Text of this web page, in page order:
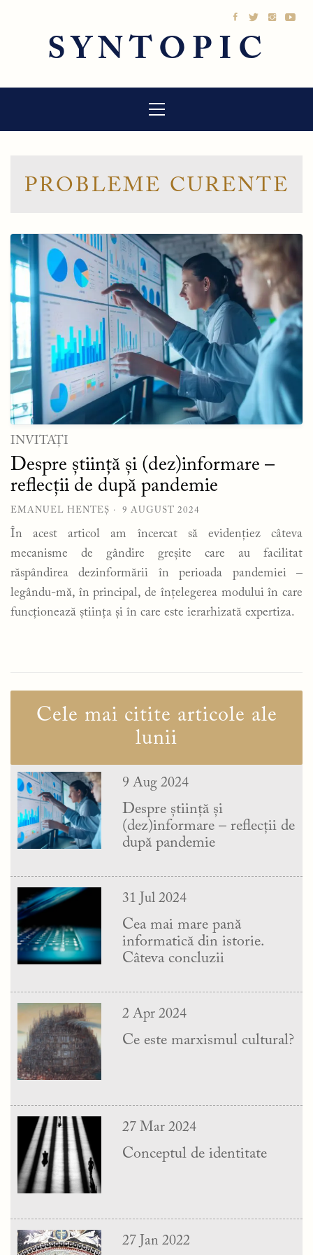
SYNTOPIC
principal
PROBLEME CURENTE
INVITAȚI
Despre știință și (dez)informare –
reflecții de după pandemie
EMANUEL HENTEȘ 9 AUGUST 2024
În acest articol am încercat să evidențiez câteva
mecanisme de gândire greșite care au facilitat
răspândirea dezinformării în perioada pandemiei –
legându-mă, în principal, de înțelegerea modului în care
funcționează știința și în care este ierarhizată expertiza.
Cele mai citite articole ale
lunii
9 Aug 2024
Despre știință și
(dez)informare – reflecții de
după pandemie
31 Jul 2024
Cea mai mare pană
informatică din istorie.
Câteva concluzii
2 Apr 2024
Ce este marxismul cultural?
27 Mar 2024
Conceptul de identitate
27 Jan 2022